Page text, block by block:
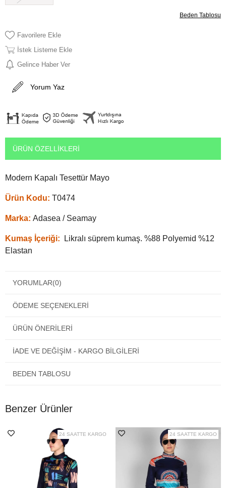
Beden Tablosu
Favorilere Ekle
İstek Listeme Ekle
Gelince Haber Ver
Yorum Yaz
ÜRÜN ÖZELLIKLERI
Modern Kapalı Tesettür Mayo
Ürün Kodu: T0474
Marka: Adasea / Seamay
Kumaş İçeriği:
Likralı süprem kumaş. %88 Polyemid %12
Elastan
verdiğiniz paketin içerisinden çıkacaktır.
Beden:Bedeniniz ne ise o bedeni tercih etmenizi öneririz.
bilip ona göre tercih yapmanızı öneririz.
YORUMLAR(0)
ÖDEME SEÇENEKLERI
ÜRÜN ÖNERILERI
İADE VE DEĞİŞİM - KARGO BİLGİLERİ
BEDEN TABLOSU
Benzer Ürünler
24 SAATTE KARGO 24 SAATTE KARGO